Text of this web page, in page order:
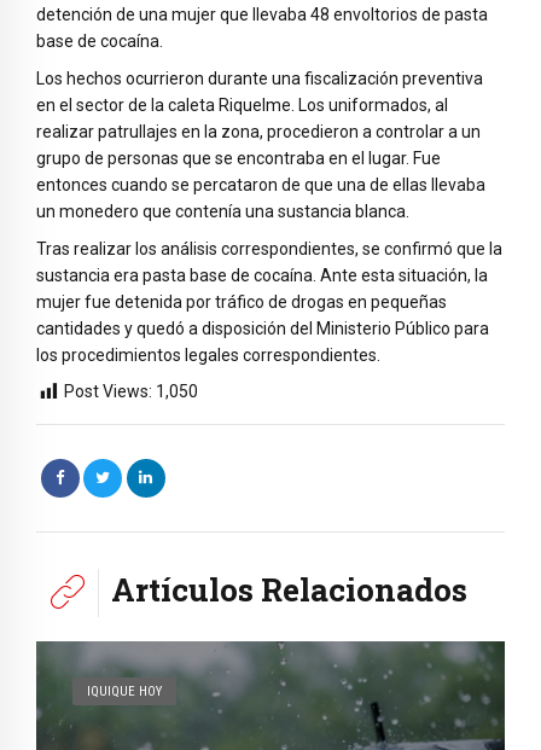
detención de una mujer que llevaba 48 envoltorios de pasta
base de cocaína.
Los hechos ocurrieron durante una fiscalización preventiva
en el sector de la caleta Riquelme. Los uniformados, al
realizar patrullajes en la zona, procedieron a controlar a un
grupo de personas que se encontraba en el lugar. Fue
entonces cuando se percataron de que una de ellas llevaba
un monedero que contenía una sustancia blanca.
Tras realizar los análisis correspondientes, se confirmó que la
sustancia era pasta base de cocaína. Ante esta situación, la
mujer fue detenida por tráfico de drogas en pequeñas
cantidades y quedó a disposición del Ministerio Público para
los procedimientos legales correspondientes.
Post Views: 1,050
Artículos Relacionados
IQUIQUE HOY